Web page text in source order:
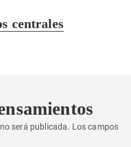
centrales
será publicada. Los campos